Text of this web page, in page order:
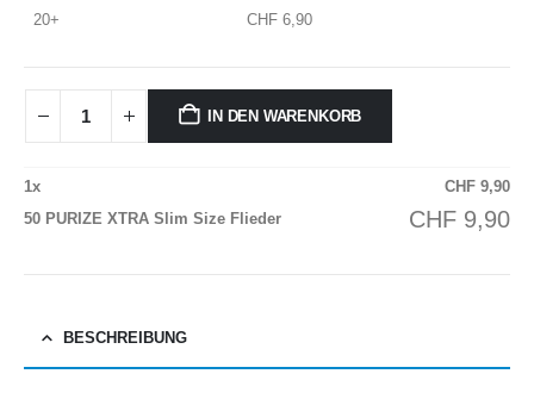
20+ CHF 6,90
IN DEN WARENKORB
1x CHF 9,90
50 PURIZE XTRA Slim Size Flieder
CHF 9,90
BESCHREIBUNG